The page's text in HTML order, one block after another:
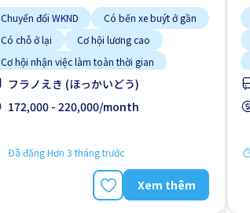
Chuyển đổi WKND
Có bến xe buýt ở gần
Có chỗ ở lại
Cơ hội lương cao
Cơ hội nhận việc làm toàn thời gian
Cơ hội thăng tiến
Gần ga tàu
Hỗ trợ bữa ăn
Không cần kinh nghiệm
フラノえき (ほっかいどう)
172,000 - 220,000/month
Đã đăng Hơn 3 tháng trước
Xem thêm